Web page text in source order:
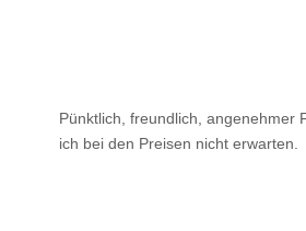
Pünktlich, freundlich, angenehmer
ich bei den Preisen nicht erwarten.